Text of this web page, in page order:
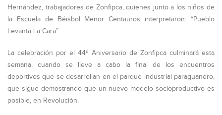
Hernández, trabajadores de Zonfipca, quienes junto a los niños de
la Escuela de Béisbol Menor Centauros interpretaron: “Pueblo
Levanta La Cara”.
La celebración por el 44º Aniversario de Zonfipca culminará esta
semana, cuando se lleve a cabo la final de los encuentros
deportivos que se desarrollan en el parque industrial paraguanero,
que sigue demostrando que un nuevo modelo socioproductivo es
posible, en Revolución.